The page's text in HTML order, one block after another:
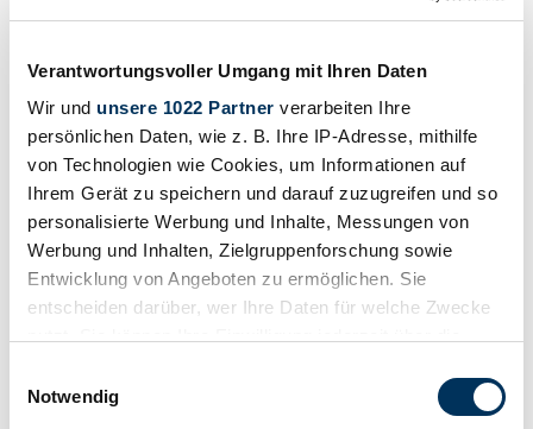
Verantwortungsvoller Umgang mit Ihren Daten
Wir und unsere 1022 Partner verarbeiten Ihre
persönlichen Daten, wie z. B. Ihre IP-Adresse, mithilfe
von Technologien wie Cookies, um Informationen auf
Ihrem Gerät zu speichern und darauf zuzugreifen und so
personalisierte Werbung und Inhalte, Messungen von
Werbung und Inhalten, Zielgruppenforschung sowie
Entwicklung von Angeboten zu ermöglichen. Sie
entscheiden darüber, wer Ihre Daten für welche Zwecke
Trigger Symbol ändern oder widerrufen
Notwendig
/52
1997 | Ferrari 456 GT